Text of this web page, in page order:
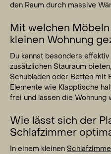
den Raum durch massive
Mit welchen
kleinen Wohnung
Du kannst besonders
zusätzlichen Stauraum
Schubladen oder Betten mit
Elemente wie Klapptische
frei und lassen die Wohnung
Wie lässt sich der
Schlafzimmer
In einem kleinen